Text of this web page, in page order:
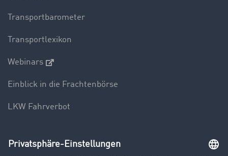
Transportbarometer
Transportlexikon
Webinars
Einblick in die Frachtenbörse
LKW Fahrverbot
Unternehmen